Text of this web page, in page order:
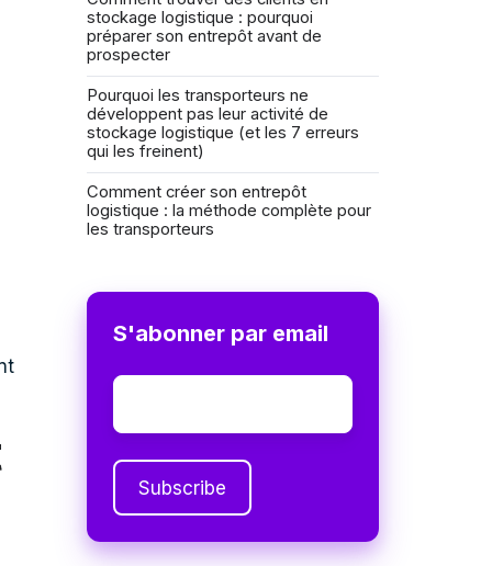
stockage logistique : pourquoi
préparer son entrepôt avant de
prospecter
Pourquoi les transporteurs ne
développent pas leur activité de
stockage logistique (et les 7 erreurs
qui les freinent)
Comment créer son entrepôt
logistique : la méthode complète pour
les transporteurs
S'abonner par email
Email